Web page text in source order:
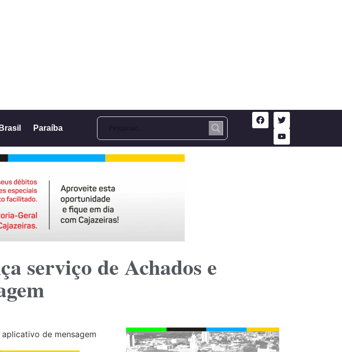
Brasil Paraíba
serviço de Achados e